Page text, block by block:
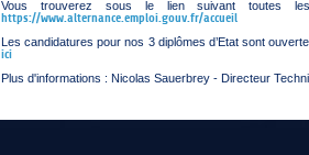
Vous trouverez sous le lien suivant toutes
https://www.alternance.emploi.gouv.fr/accueil
Les candidatures pour nos 3 diplômes d’Etat sont
ici
Plus d'informations : Nicolas Sauerbrey - Directeur